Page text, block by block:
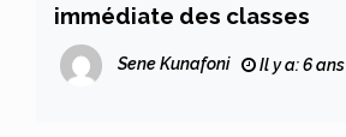
immédiate des classes
Sene Kunafoni Il y a: 6 ans